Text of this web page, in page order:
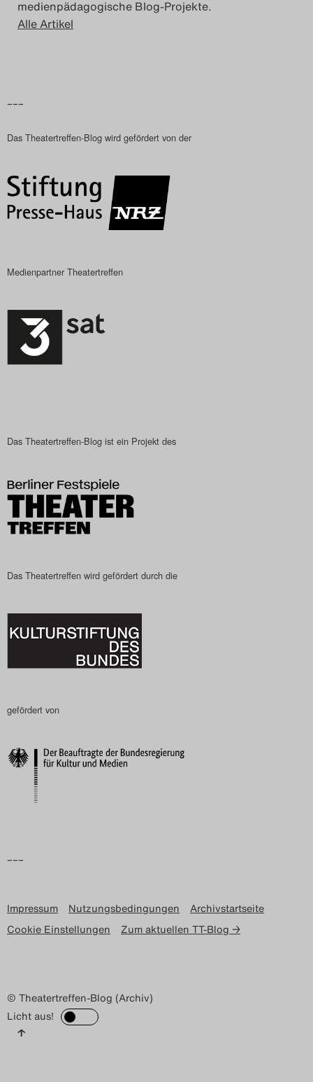
medienpädagogische Blog-Projekte.
Alle Artikel
–––
Das Theatertreffen-Blog wird gefördert von der
Medienpartner Theatertreffen
Das Theatertreffen-Blog ist ein Projekt des
Das Theatertreffen wird gefördert durch die
gefördert von
–––
Impressum Nutzungsbedingungen
Archivstartseite
Cookie Einstellungen
Zum aktuellen TT-Blog →
© Theatertreffen-Blog (Archiv)
Licht aus!
↑